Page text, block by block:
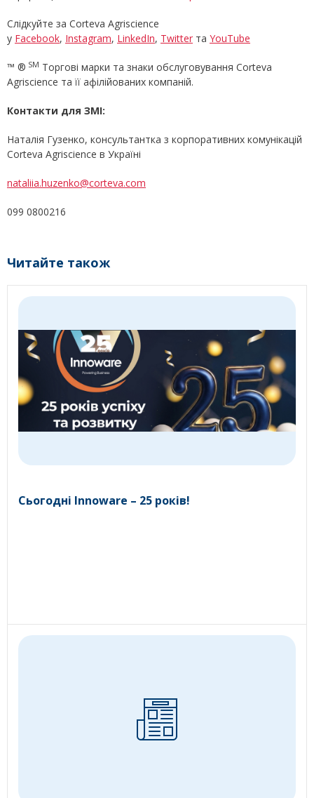
Слідкуйте за Corteva Agriscience
у Facebook, Instagram, LinkedIn, Twitter та YouTube
™ ® SM Торгові марки та знаки обслуговування Corteva
Agriscience та її афілійованих компаній.
Контакти для ЗМІ:
Наталія Гузенко, консультантка з корпоративних комунікацій
Corteva Agriscience в Україні
nataliia.huzenko@corteva.com
099 0800216
Читайте також
Сьогодні Innoware – 25 років!